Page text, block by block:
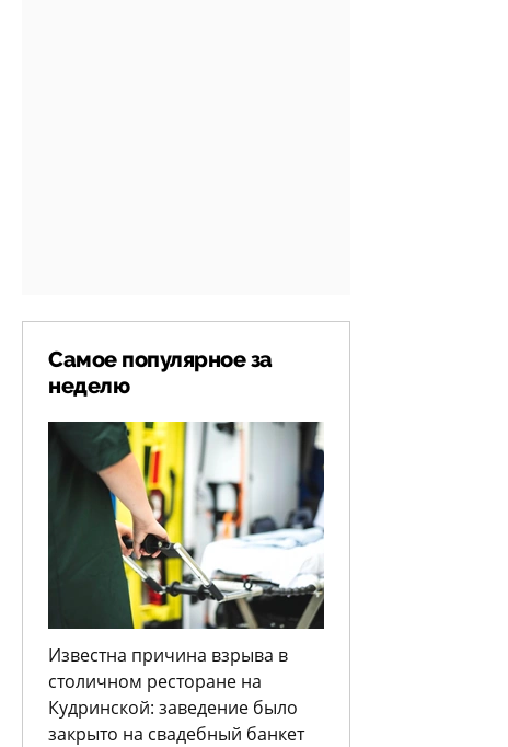
Самое популярное за
неделю
Известна причина взрыва в
столичном ресторане на
Кудринской: заведение было
закрыто на свадебный банкет